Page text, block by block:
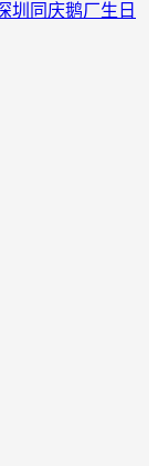
圳同庆鹅厂生日